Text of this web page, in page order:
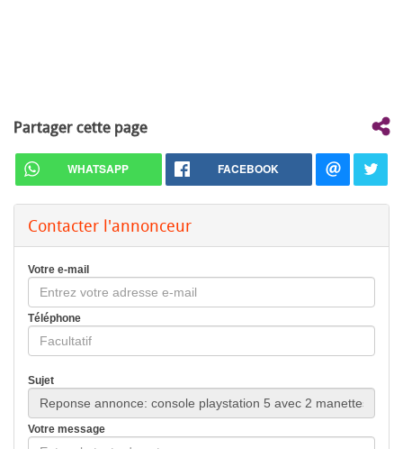
Partager cette page
WHATSAPP FACEBOOK
Contacter l'annonceur
Votre e-mail
Téléphone
Sujet
Votre message